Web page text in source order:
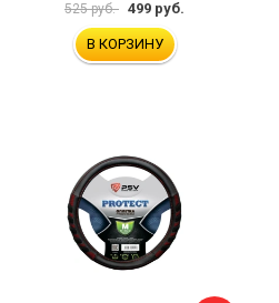
525 руб. 499 руб.
В КОРЗИНУ